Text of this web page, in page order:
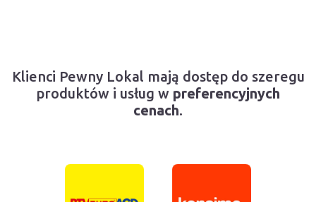
Klienci Pewny Lokal mają dostęp do szeregu
produktów i usług w preferencyjnych
cenach.